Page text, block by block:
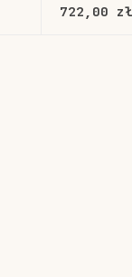
722,00 zł